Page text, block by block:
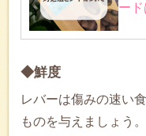
ード
◆鮮度
レバーは傷みの速い
ものを与えましょう